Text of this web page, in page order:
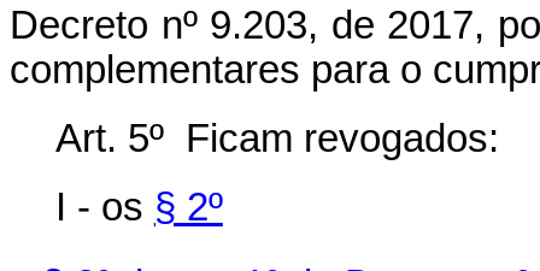
Decreto nº 9.203, de 2017,
complementares para o
Art. 5º Ficam revogados:
I - os § 2º